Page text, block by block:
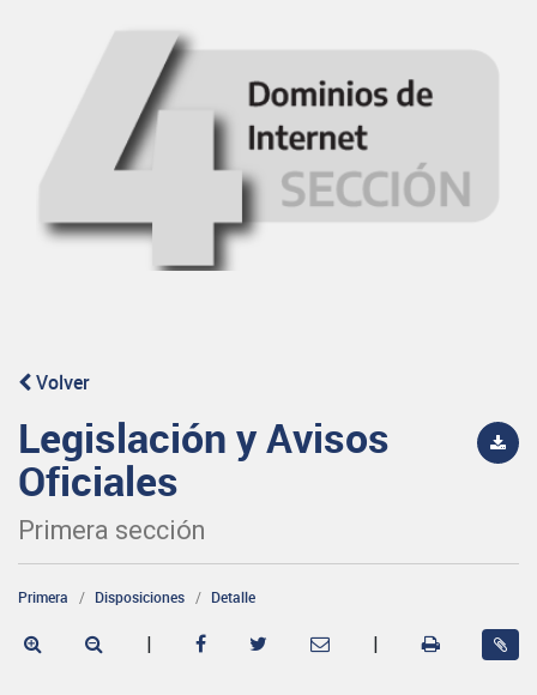
Volver
Legislación y Avisos
Oficiales
Primera sección
Primera Disposiciones Detalle
| |